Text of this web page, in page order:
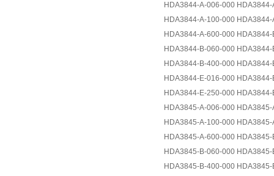
HDA3844-A-006-000
HDA3844-A-100-000
HDA3844-A-600-000
HDA3844-B-060-000
HDA3844-B-400-000
HDA3844-E-016-000
HDA3844-E-250-000
HDA3845-A-006-000
HDA3845-A-100-000
HDA3845-A-600-000
HDA3845-B-060-000
HDA3845-B-400-000